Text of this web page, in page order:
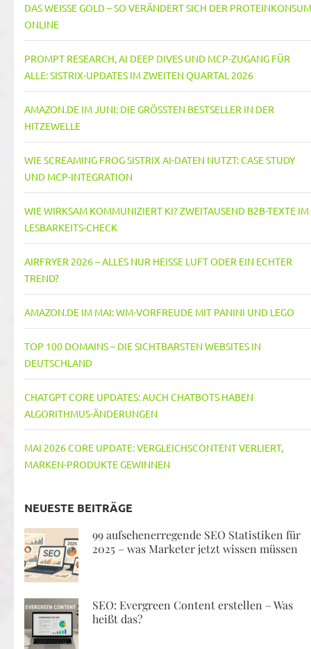
DAS WEISSE GOLD – SO VERÄNDERT SICH DER PROTEINKONSUM O
NLINE
PROMPT RESEARCH, AI DEEP DIVES UND MCP-ZUGANG FÜR
ALLE: SISTRIX-UPDATES IM ZWEITEN QUARTAL 2026
AMAZON.DE IM JUNI: DIE GRÖSSTEN BESTSELLER IN DER H
ITZEWELLE
WIE SCREAMING FROG SISTRIX AI-DATEN NUTZT: CASE STUDY
UND MCP-INTEGRATION
WIE WIRKSAM KOMMUNIZIERT KI? ZWEITAUSEND B2B-TEXTE IM
LESBARKEITS-CHECK
AIRFRYER 2026 – ALLES NUR HEISSE LUFT ODER EIN ECHTER T
REND?
AMAZON.DE IM MAI: WM-VORFREUDE MIT PANINI UND LEGO
TOP 100 DOMAINS – DIE SICHTBARSTEN WEBSITES IN
DEUTSCHLAND
CHATGPT CORE UPDATES: AUCH CHATBOTS HABEN
ALGORITHMUS-ÄNDERUNGEN
MAI 2026 CORE UPDATE: VERGLEICHSCONTENT VERLIERT,
MARKEN-PRODUKTE GEWINNEN
NEUESTE BEITRÄGE
99 aufsehenerregende SEO Statistiken für
2025 – was Marketer jetzt wissen müssen
SEO: Evergreen Content erstellen – Was
heißt das?